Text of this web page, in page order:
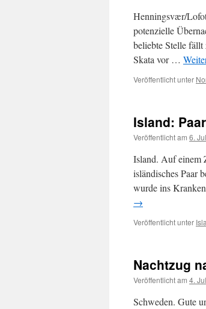
Henningsvær/
potenzielle
beliebte Stelle
Skata vor …
Veröffentlicht unter
Island:
Veröffentlicht am 6.
Island. Auf einem
isländisches Paar
wurde ins
→
Veröffentlicht unter
Nachtzug
Veröffentlicht am 4.
Schweden. Gute